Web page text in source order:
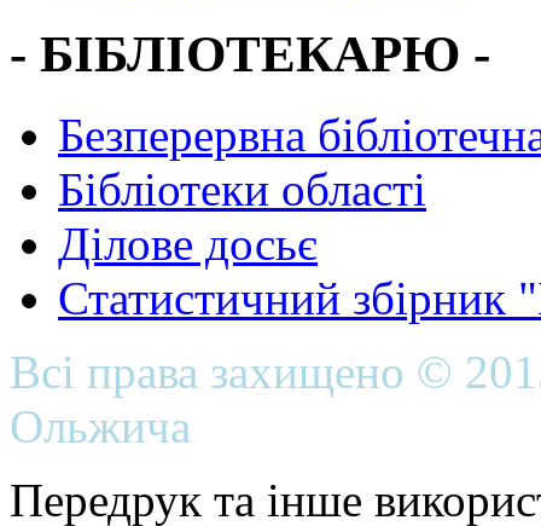
- БІБЛІОТЕКАРЮ -
Безперервна
Бібліотеки області
Ділове досьє
Статистичний
Всі права захищено ©
Ольжича
Передрук та інше